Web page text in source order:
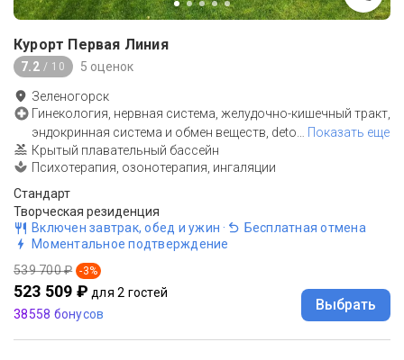
Курорт Первая Линия
7.2 / 10 5 оценок
Зеленогорск
Гинекология, нервная система, желудочно-кишечный тракт,
эндокринная система и обмен веществ, deto… Показать еще
Крытый плавательный бассейн
Психотерапия, озонотерапия, ингаляции
Стандарт
Творческая резиденция
Включен завтрак, обед и ужин ·
Бесплатная отмена
Моментальное подтверждение
539 700 ₽ -3%
523 509 ₽ для 2 гостей
38558 бонусов
Выбрать